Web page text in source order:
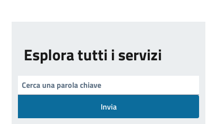
Esplora tutti i servizi
Invia